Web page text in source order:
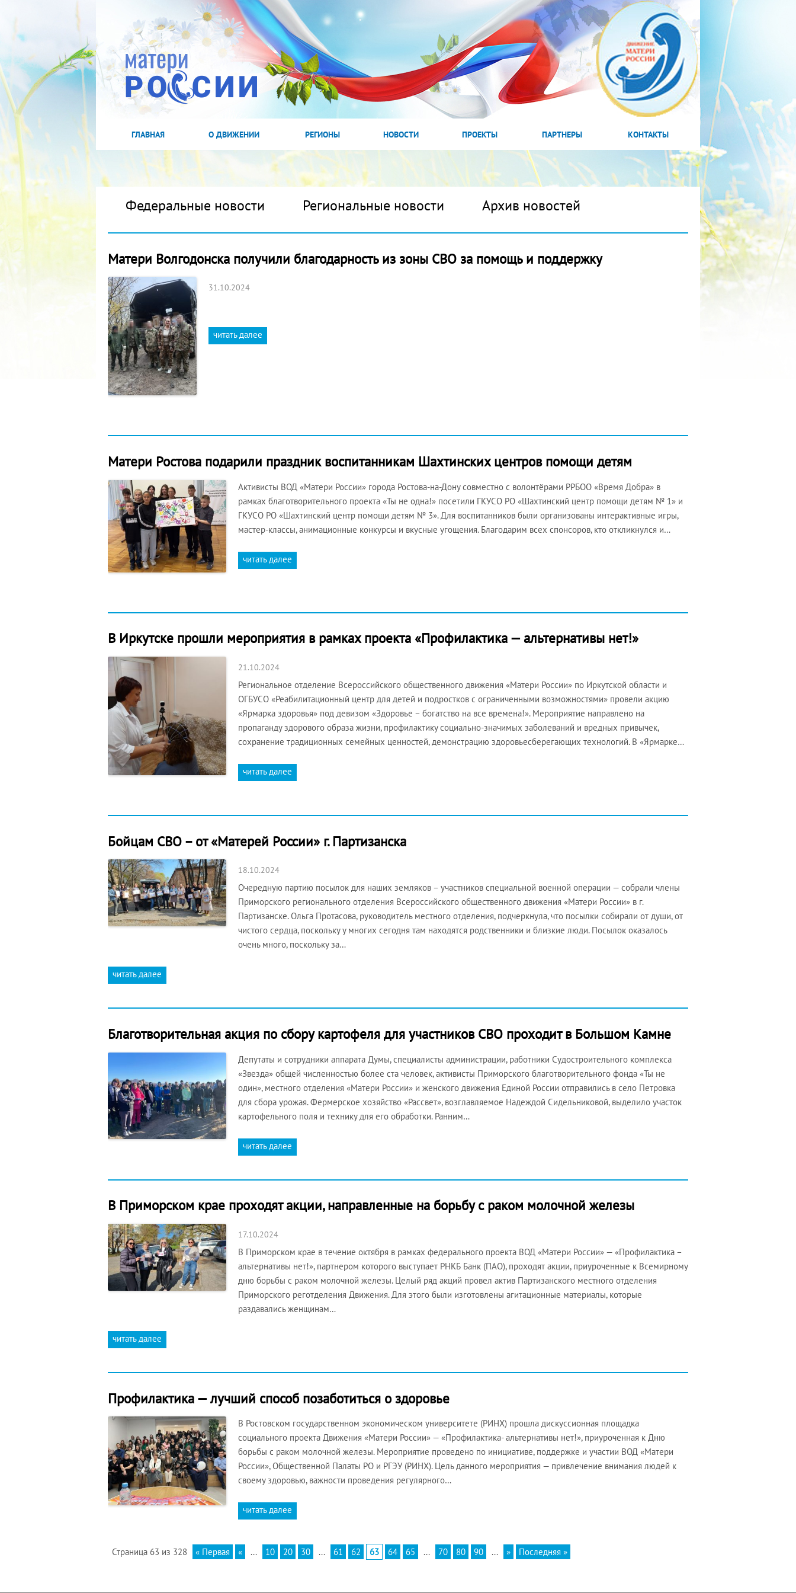
ГЛАВНАЯ О ДВИЖЕНИИ РЕГИОНЫ НОВОСТИ ПРОЕКТЫ ПАРТНЕРЫ КОНТАКТЫ
Федеральные новости Региональные новости Архив новостей
Матери Волгодонска получили благодарность из зоны СВО за помощь и поддержку
31.10.2024
читать далее
Матери Ростова подарили праздник воспитанникам Шахтинских центров помощи детям
Активисты ВОД «Матери России» города Ростова-на-Дону совместно с волонтёрами РРБОО «Время Добра» в
рамках благотворительного проекта «Ты не одна!» посетили ГКУСО РО «Шахтинский центр помощи детям № 1» и
ГКУСО РО «Шахтинский центр помощи детям № 3». Для воспитанников были организованы интерактивные игры,
мастер-классы, анимационные конкурсы и вкусные угощения. Благодарим всех спонсоров, кто откликнулся и…
читать далее
В Иркутске прошли мероприятия в рамках проекта «Профилактика — альтернативы нет!»
21.10.2024
Региональное отделение Всероссийского общественного движения «Матери России» по Иркутской области и
ОГБУСО «Реабилитационный центр для детей и подростков с ограниченными возможностями» провели акцию
«Ярмарка здоровья» под девизом «Здоровье – богатство на все времена!». Мероприятие направлено на
пропаганду здорового образа жизни, профилактику социально-значимых заболеваний и вредных привычек,
сохранение традиционных семейных ценностей, демонстрацию здоровьесберегающих технологий. В «Ярмарке…
читать далее
Бойцам СВО – от «Матерей России» г. Партизанска
18.10.2024
Очередную партию посылок для наших земляков – участников специальной военной операции — собрали члены
Приморского регионального отделения Всероссийского общественного движения «Матери России» в г.
Партизанске. Ольга Протасова, руководитель местного отделения, подчеркнула, что посылки собирали от души, от
чистого сердца, поскольку у многих сегодня там находятся родственники и близкие люди. Посылок оказалось
очень много, поскольку за…
читать далее
Благотворительная акция по сбору картофеля для участников СВО проходит в Большом Камне
Депутаты и сотрудники аппарата Думы, специалисты администрации, работники Судостроительного комплекса
«Звезда» общей численностью более ста человек, активисты Приморского благотворительного фонда «Ты не
один», местного отделения «Матери России» и женского движения Единой России отправились в село Петровка
для сбора урожая. Фермерское хозяйство «Рассвет», возглавляемое Надеждой Сидельниковой, выделило участок
картофельного поля и технику для его обработки. Ранним…
читать далее
В Приморском крае проходят акции, направленные на борьбу с раком молочной железы
17.10.2024
В Приморском крае в течение октября в рамках федерального проекта ВОД «Матери России» — «Профилактика –
альтернативы нет!», партнером которого выступает РНКБ Банк (ПАО), проходят акции, приуроченные к Всемирному
дню борьбы с раком молочной железы. Целый ряд акций провел актив Партизанского местного отделения
Приморского реготделения Движения. Для этого были изготовлены агитационные материалы, которые
раздавались женщинам…
читать далее
Профилактика — лучший способ позаботиться о здоровье
В Ростовском государственном экономическом университете (РИНХ) прошла дискуссионная площадка
социального проекта Движения «Матери России» — «Профилактика- альтернативы нет!», приуроченная к Дню
борьбы с раком молочной железы. Мероприятие проведено по инициативе, поддержке и участии ВОД «Матери
России», Общественной Палаты РО и РГЭУ (РИНХ). Цель данного мероприятия — привлечение внимания людей к
своему здоровью, важности проведения регулярного…
читать далее
Страница 63 из 328 « Первая « ... 10 20 30 ... 61 62 63 64 65 ... 70 80 90 ... » Последняя »